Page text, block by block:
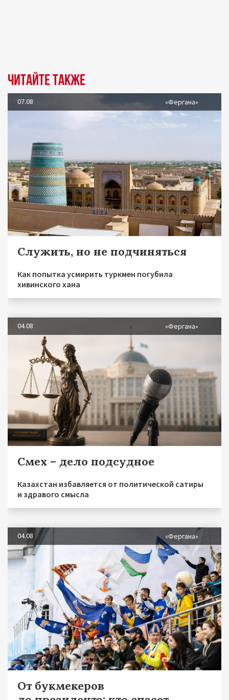
Читайте также
07.08 «Фергана»
Служить, но не подчиняться
Как попытка усмирить туркмен погубила
хивинского хана
04.08 «Фергана»
Смех – дело подсудное
Казахстан избавляется от политической сатиры
и здравого смысла
04.08 «Фергана»
От букмекеров